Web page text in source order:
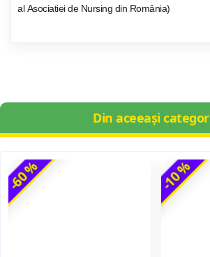
alAsociatiei de Nursing din România)
Din aceeași
-60 % -10 %